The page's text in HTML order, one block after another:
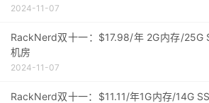
2024-11-07
RackNerd双十一：$17.98/年 2G内存/25G
机房
2024-11-07
RackNerd双十一：$11.11/年1G内存/14G